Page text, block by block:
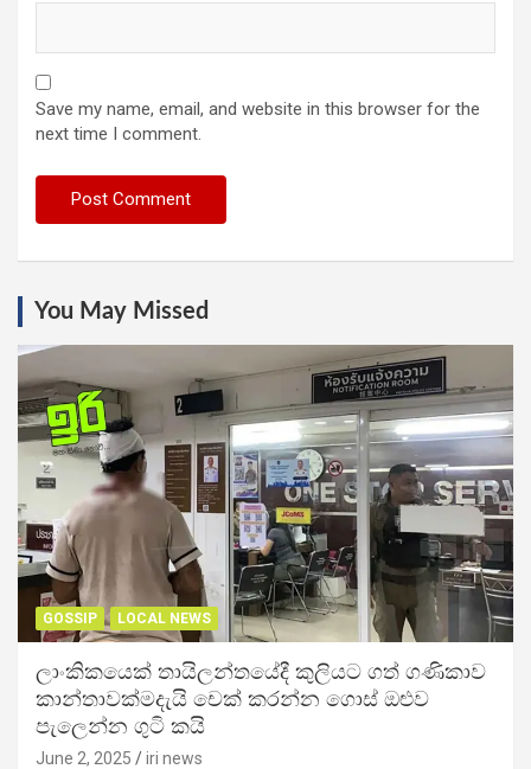
Save my name, email, and website in this browser for the
next time I comment.
You May Missed
GOSSIP LOCAL NEWS
ලාංකිකයෙක් තායිලන්තයේදී කුලියට ගත් ගණිකාව
කාන්තාවක්මදැයි චෙක් කරන්න ගොස් ඔළුව
පැලෙන්න ගුටි කයි
June 2, 2025 iri news